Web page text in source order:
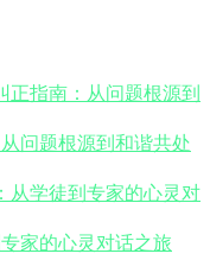
问题根源到和谐共处
家的心灵对话之旅